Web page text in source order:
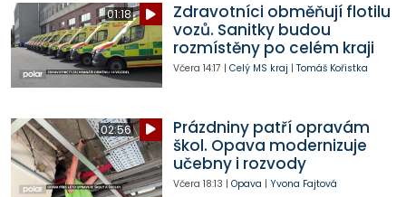
01:18
Zdravotníci obměňují flotilu
vozů. Sanitky budou
rozmístěny po celém kraji
Včera 14:17 | Celý MS kraj | Tomáš Kořistka
02:56
Prázdniny patří opravám
škol. Opava modernizuje
učebny i rozvody
Včera 18:13 | Opava | Yvona Fajtová